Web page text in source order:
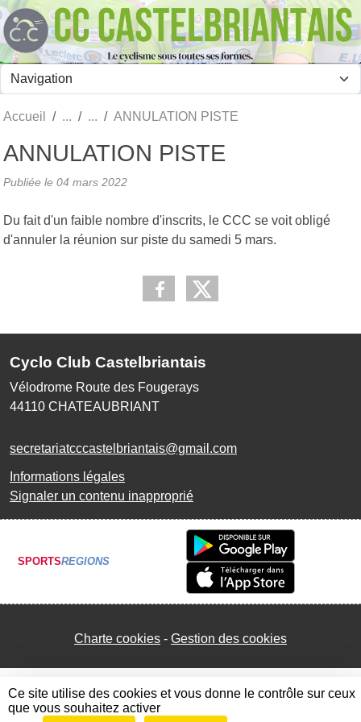
Accueil ANNULATION PISTE
ANNULATION PISTE
Publiée le 04 mars 2022
Du fait d'un faible nombre d'inscrits, le CCC se voit obligé
d'annuler la réunion sur piste du samedi 5 mars.
Cyclo Club Castelbriantais
Vélodrome Route des Fougerays
44110 CHATEAUBRIANT
secretariatcccastelbriantais@gmail.com
Informations légales
Signaler un contenu inapproprié
SPORTSREGIONS
Charte cookies Gestion des cookies
Panneau de gestion des cookies
Ce site utilise des cookies et vous donne le contrôle sur ceux
que vous souhaitez activer